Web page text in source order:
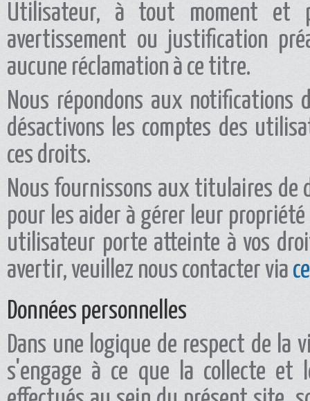
Utilisateur, à tout moment et
avertissement ou justification
aucune réclamation à ce titre.
Nous répondons aux notifications
désactivons les comptes des
ces droits.
Nous fournissons aux titulaires de
pour les aider à gérer leur
utilisateur porte atteinte à vos
avertir, veuillez nous contacter via
Données personnelles
Dans une logique de respect de la
s'engage à ce que la collecte et